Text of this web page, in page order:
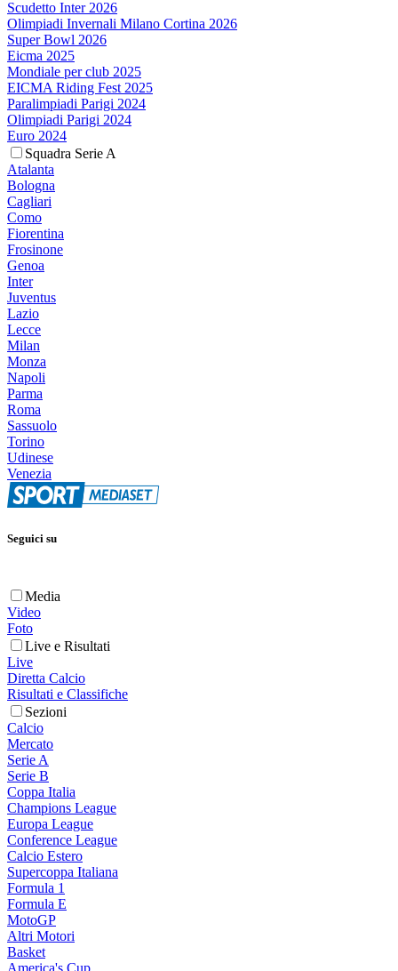
Scudetto Inter 2026
Olimpiadi Invernali Milano Cortina 2026
Super Bowl 2026
Eicma 2025
Mondiale per club 2025
EICMA Riding Fest 2025
Paralimpiadi Parigi 2024
Olimpiadi Parigi 2024
Euro 2024
Squadra Serie A
Atalanta
Bologna
Cagliari
Como
Fiorentina
Frosinone
Genoa
Inter
Juventus
Lazio
Lecce
Milan
Monza
Napoli
Parma
Roma
Sassuolo
Torino
Udinese
Venezia
Seguici su
Media
Video
Foto
Live e Risultati
Live
Diretta Calcio
Risultati e Classifiche
Sezioni
Calcio
Mercato
Serie A
Serie B
Coppa Italia
Champions League
Europa League
Conference League
Calcio Estero
Supercoppa Italiana
Formula 1
Formula E
MotoGP
Altri Motori
Basket
America's Cup